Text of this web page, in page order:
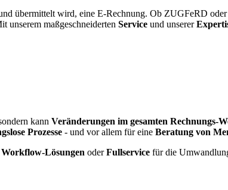
übermittelt wird, eine E-Rechnung. Ob ZUGFeRD
unserem maßgeschneiderten Service und unserer
kann Veränderungen im gesamten Rechnungs-
Prozesse - und vor allem für eine Beratung von
Workflow-Lösungen oderFullservice für die